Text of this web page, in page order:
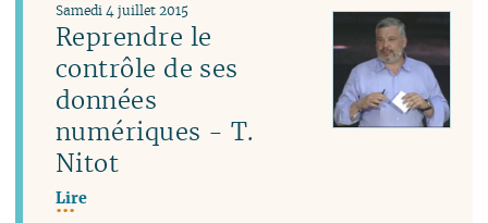
Reprendre le
contrôle de ses
données
numériques - T.
Nitot
Samedi 4 juillet 2015
Lire